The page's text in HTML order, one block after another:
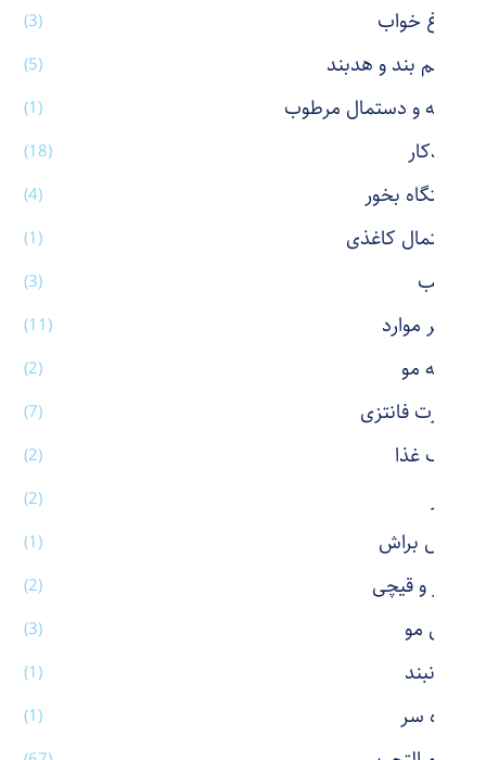
چراغ خواب (3)
چشم بند و هدبند (5)
حوله و دستمال مرطوب (1)
خودکار (18)
دستگاه بخور (4)
دستمال کاغذی (1)
رژ لب (3)
سایر موارد (11)
شانه مو (2)
شورت فانتزی (7)
ظرف غذا (2)
عطر (2)
فیس براش (1)
کاتر و قیچی (2)
کش مو (3)
گردنبند (1)
گیره سر (1)